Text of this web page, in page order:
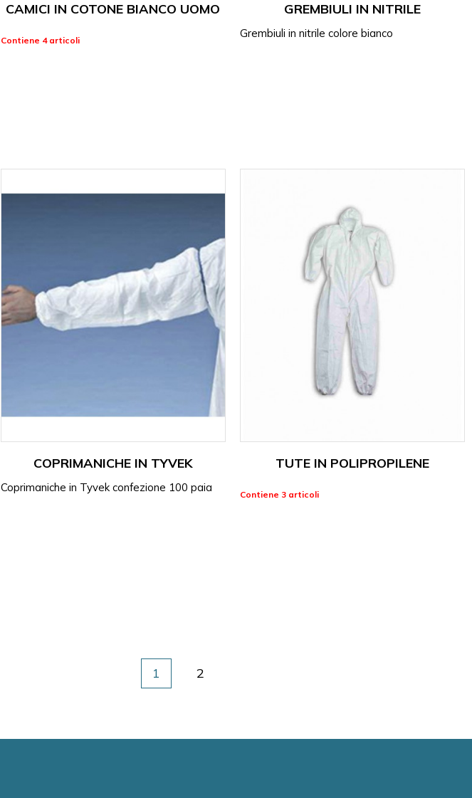
CAMICI IN COTONE BIANCO UOMO
Contiene 4 articoli
GREMBIULI IN NITRILE
Grembiuli in nitrile colore bianco
COPRIMANICHE IN TYVEK
Coprimaniche in Tyvek confezione 100 paia
TUTE IN POLIPROPILENE
Contiene 3 articoli
1 2